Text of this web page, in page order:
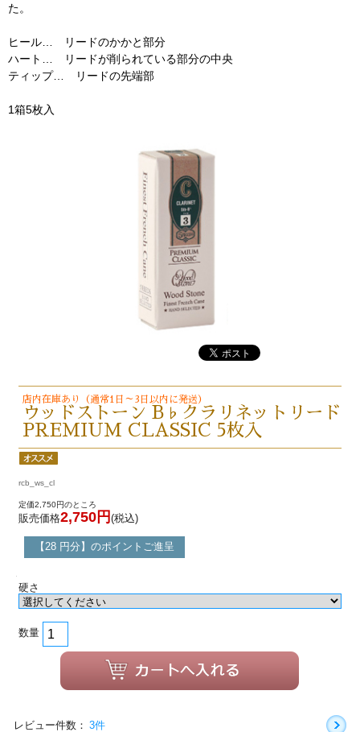
た。
ヒール… リードのかかと部分
ハート… リードが削られている部分の中央
ティップ… リードの先端部
1箱5枚入
店内在庫あり（通常1日～3日以内に発送）
ウッドストーン B♭クラリネットリード
PREMIUM CLASSIC 5枚入
rcb_ws_cl
定価2,750円のところ
販売価格2,750円 (税込)
【28 円分】のポイントご進呈
硬さ
数量
レビュー件数： 3件